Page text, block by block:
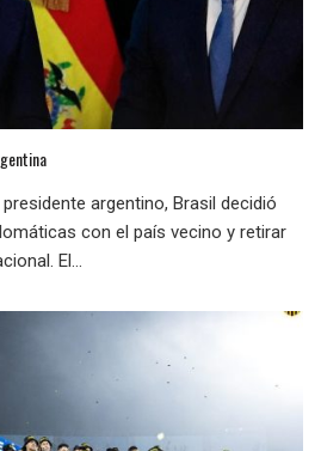
argentino, Brasil decidió
con el país vecino y retirar
El...